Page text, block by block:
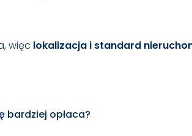
więc lokalizacja i standard
bardziej opłaca?